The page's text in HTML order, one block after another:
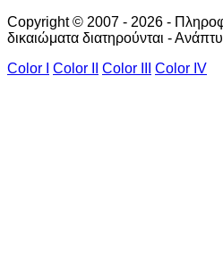
Copyright © 2007 - 2026 -
δικαιώματα διατηρούνται -
Color I
Color II Color III Color IV